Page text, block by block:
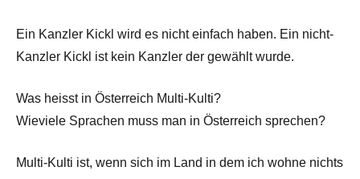
Ein Kanzler Kickl wird es nicht einfach haben. Ein nicht-
Kanzler Kickl ist kein Kanzler der gewählt wurde.
Was heisst in Österreich Multi-Kulti?
Wieviele Sprachen muss man in Österreich sprechen?
Multi-Kulti ist, wenn sich im Land in dem ich wohne nichts